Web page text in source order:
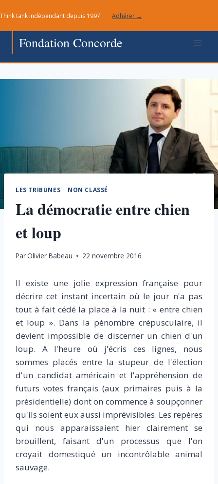
au
contenu
Think tank indépendant depuis 1997 Adhérer →
Fondation Concorde
LES TRIBUNES | NON CLASSÉ
La démocratie entre chien
et loup
ParOlivier Babeau 22 novembre 2016
Il existe une jolie expression française pour
décrire cet instant incertain où le jour n'a pas
tout à fait cédé la place à la nuit : « entre chien
et loup ». Dans la pénombre crépusculaire, il
devient impossible de discerner un chien d'un
loup. A l'heure où j'écris ces lignes, nous
sommes placés entre la stupeur de l'élection
d'un candidat américain et l'appréhension de
futurs votes français (aux primaires puis à la
présidentielle) dont on commence à soupçonner
qu'ils soient eux aussi imprévisibles. Les repères
qui nous apparaissaient hier clairement se
brouillent, faisant d'un processus que l'on
croyait domestiqué un incontrôlable animal
sauvage.